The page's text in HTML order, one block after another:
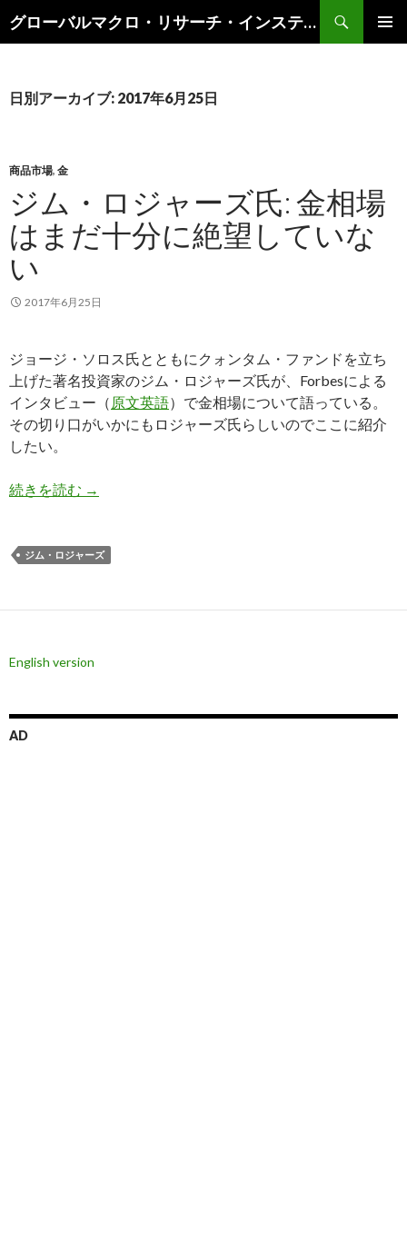
グローバルマクロ・リサーチ・インスティテュート
索
ン
キ
プ
日別アーカイブ: 2017年6月25日
商品市場, 金
ジム・ロジャーズ氏: 金相場
はまだ十分に絶望していな
い
2017年6月25日
ジョージ・ソロス氏とともにクォンタム・ファンドを立ち
上げた著名投資家のジム・ロジャーズ氏が、Forbesによる
インタビュー（ 原文英語）で金相場について語っている。
その切り口がいかにもロジャーズ氏らしいのでここに紹介
したい。
続きを読む ジム・ロジャーズ氏: 金相場はまだ十分に絶望し
→
ジム・ロジャーズ
English version
AD